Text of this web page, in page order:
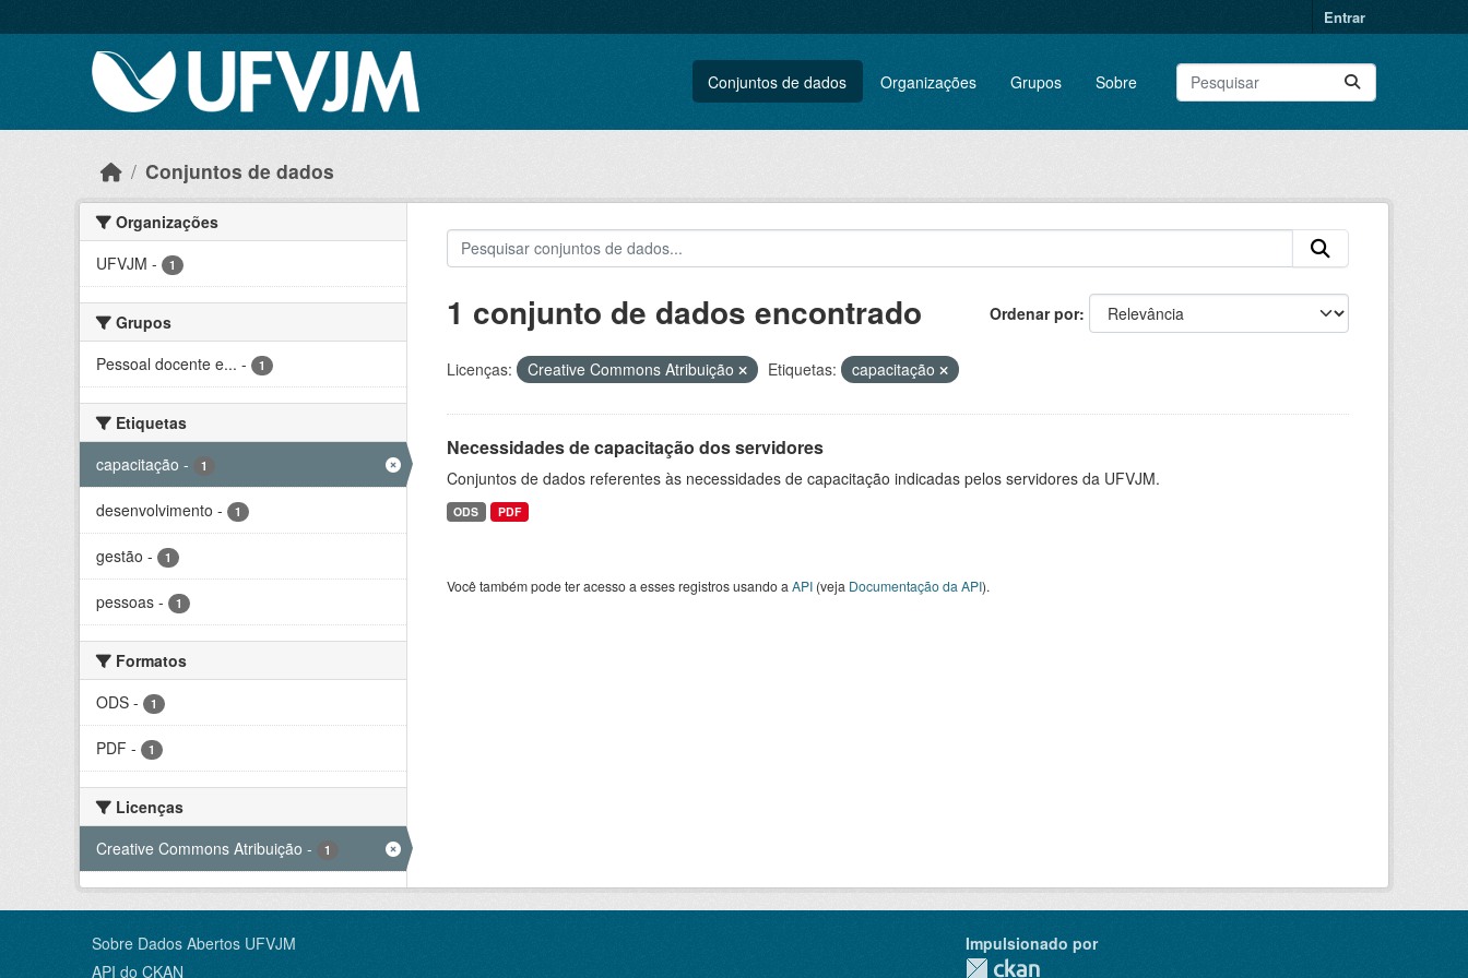
Entrar
Conjuntos de dados Organizações Grupos Sobre
Conjuntos de dados
Organizações
UFVJM - 1
Grupos
Pessoal docente e... - 1
Etiquetas
capacitação - 1
desenvolvimento - 1
gestão - 1
pessoas - 1
Formatos
ODS - 1
PDF - 1
Licenças
Creative Commons Atribuição - 1
Ordenar por
1 conjunto de dados encontrado
Licenças: Creative Commons Atribuição Etiquetas: capacitação
Necessidades de capacitação dos servidores
Conjuntos de dados referentes às necessidades de capacitação indicadas pelos servidores da UFVJM.
ODS PDF
Você também pode ter acesso a esses registros usando a API(veja Documentação da API).
Sobre Dados Abertos UFVJM
API do CKAN
Impulsionado por